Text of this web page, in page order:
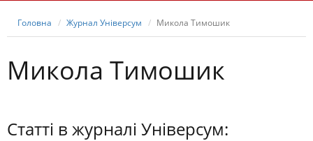
Головна Журнал Універсум Микола Тимошик
Микола Тимошик
Статті в журналі Універсум: